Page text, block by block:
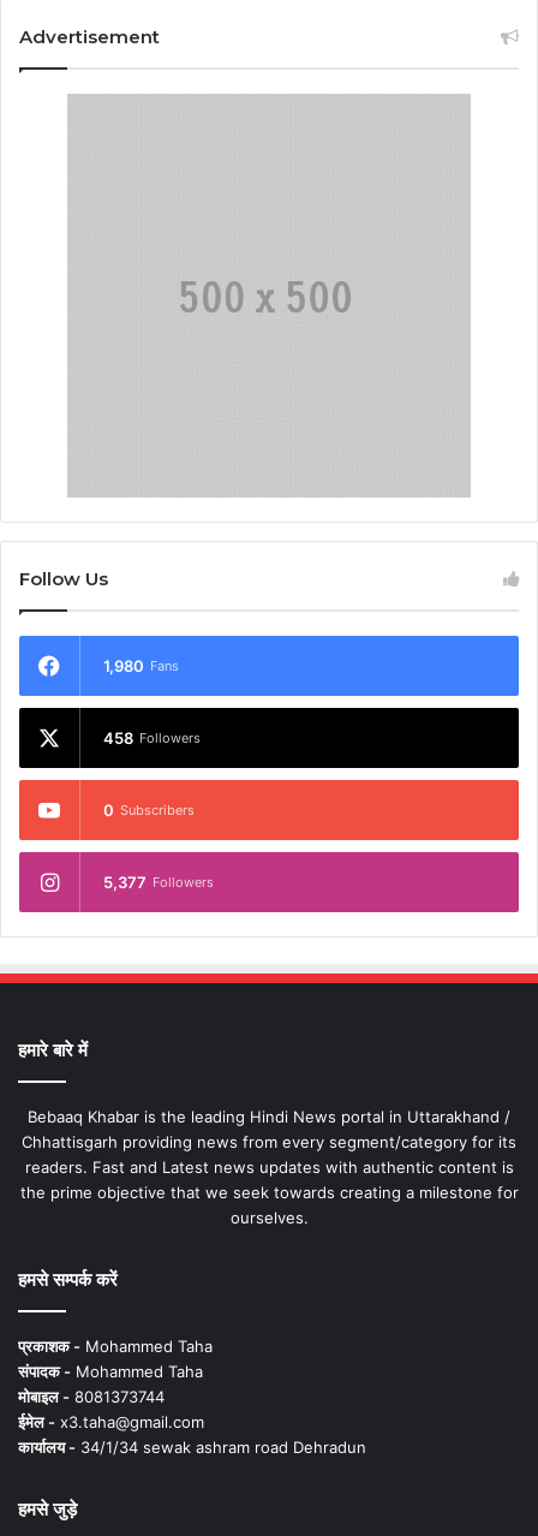
Advertisement
Follow Us
1,980 Fans
458 Followers
0 Subscribers
5,377 Followers
हमारे बारे में
Bebaaq Khabar is the leading Hindi News portal in Uttarakhand /
Chhattisgarh providing news from every segment/category for its
readers. Fast and Latest news updates with authentic content is
the prime objective that we seek towards creating a milestone for
ourselves.
हमसे सम्पर्क करें
प्रकाशक - Mohammed Taha
संपादक - Mohammed Taha
मोबाइल - 8081373744
ईमेल - x3.taha@gmail.com
कार्यालय - 34/1/34 sewak ashram road Dehradun
हमसे जुड़े